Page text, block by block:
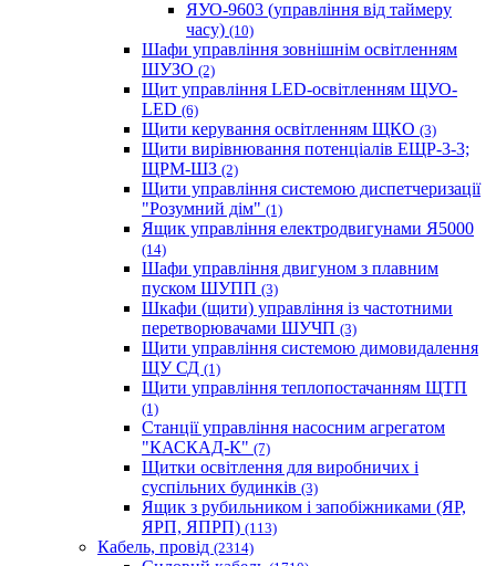
ЯУО-9603 (управління від таймеру
часу) (10)
Шафи управління зовнішнім освітленням
ШУЗО (2)
Щит управління LED-освітленням ЩУО-
LED (6)
Щити керування освітленням ЩКО (3)
Щити вирівнювання потенціалів ЕЩР-3-3;
ЩРМ-ШЗ (2)
Щити управління системою диспетчеризації
"Розумний дім" (1)
Ящик управління електродвигунами Я5000
(14)
Шафи управління двигуном з плавним
пуском ШУПП (3)
Шкафи (щити) управління із частотними
перетворювачами ШУЧП (3)
Щити управління системою димовидалення
ЩУ СД (1)
Щити управління теплопостачанням ЩТП
(1)
Станції управління насосним агрегатом
"КАСКАД-К" (7)
Щитки освітлення для виробничих і
суспільних будинків (3)
Ящик з рубильником і запобіжниками (ЯР,
ЯРП, ЯПРП) (113)
Кабель, провід (2314)